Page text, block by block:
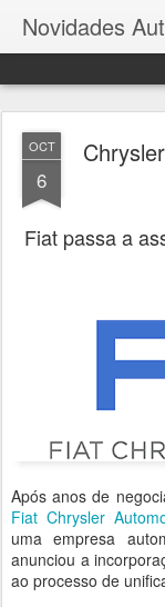
Novidades
OCT
6
Fiat passa a
Após anos de
Fiat Chrysler
uma empresa
anunciou a
ao processo de